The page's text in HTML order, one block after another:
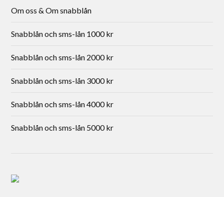
Om oss & Om snabblån
Snabblån och sms-lån 1000 kr
Snabblån och sms-lån 2000 kr
Snabblån och sms-lån 3000 kr
Snabblån och sms-lån 4000 kr
Snabblån och sms-lån 5000 kr